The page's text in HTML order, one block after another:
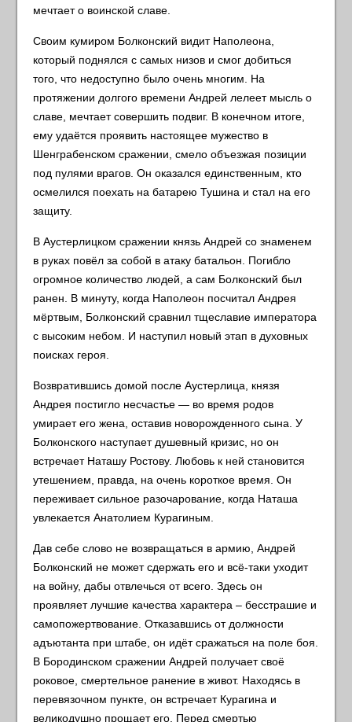
мечтает о воинской славе.
Своим кумиром Болконский видит Наполеона,
который поднялся с самых низов и смог добиться
того, что недоступно было очень многим. На
протяжении долгого времени Андрей лелеет мысль о
славе, мечтает совершить подвиг. В конечном итоге,
ему удаётся проявить настоящее мужество в
Шенграбенском сражении, смело объезжая позиции
под пулями врагов. Он оказался единственным, кто
осмелился поехать на батарею Тушина и стал на его
защиту.
В Аустерлицком сражении князь Андрей со знаменем
в руках повёл за собой в атаку батальон. Погибло
огромное количество людей, а сам Болконский был
ранен. В минуту, когда Наполеон посчитал Андрея
мёртвым, Болконский сравнил тщеславие императора
с высоким небом. И наступил новый этап в духовных
поисках героя.
Возвратившись домой после Аустерлица, князя
Андрея постигло несчастье — во время родов
умирает его жена, оставив новорожденного сына. У
Болконского наступает душевный кризис, но он
встречает Наташу Ростову. Любовь к ней становится
утешением, правда, на очень короткое время. Он
переживает сильное разочарование, когда Наташа
увлекается Анатолием Курагиным.
Дав себе слово не возвращаться в армию, Андрей
Болконский не может сдержать его и всё-таки уходит
на войну, дабы отвлечься от всего. Здесь он
проявляет лучшие качества характера – бесстрашие и
самопожертвование. Отказавшись от должности
адъютанта при штабе, он идёт сражаться на поле боя.
В Бородинском сражении Андрей получает своё
роковое, смертельное ранение в живот. Находясь в
перевязочном пункте, он встречает Курагина и
великодушно прощает его. Перед смертью